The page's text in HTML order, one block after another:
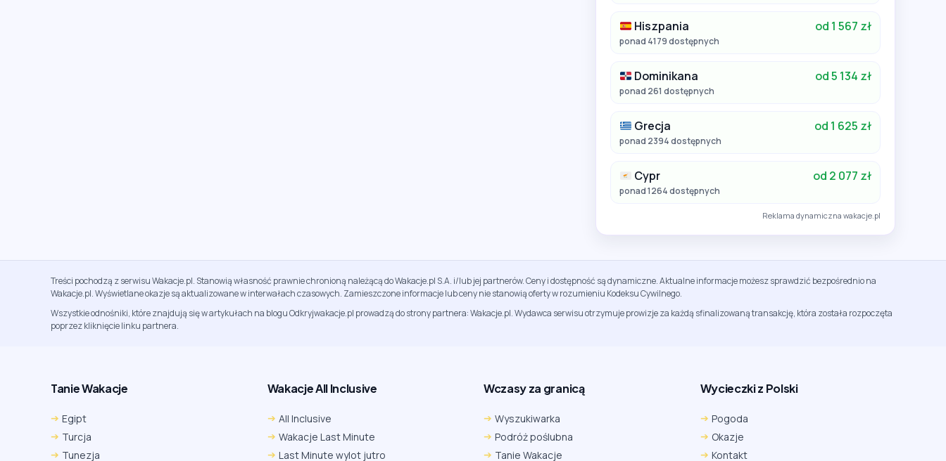
Hiszpania od 1 567 zł
ponad 4179 dostępnych
Dominikana od 5 134 zł
ponad 261 dostępnych
Grecja od 1 625 zł
ponad 2394 dostępnych
Cypr od 2 077 zł
ponad 1264 dostępnych
Reklama dynamiczna wakacje.pl
Treści pochodzą z serwisu Wakacje.pl. Stanowią własność prawnie chronioną należącą do Wakacje.pl S.A. i/lub jej partnerów. Ceny i dostępność są dynamiczne. Aktualne informacje możesz sprawdzić bezpośrednio na
Wakacje.pl. Wyświetlane okazje są aktualizowane w interwałach czasowych. Zamieszczone informacje lub ceny nie stanowią oferty w rozumieniu Kodeksu Cywilnego.
Wszystkie odnośniki, które znajdują się w artykułach na blogu Odkryjwakacje.pl prowadzą do strony partnera: Wakacje.pl. Wydawca serwisu otrzymuje prowizje za każdą sfinalizowaną transakcję, która została rozpoczęta
poprzez kliknięcie linku partnera.
Tanie Wakacje
Egipt
Turcja
Tunezja
Wakacje All Inclusive
All Inclusive
Wakacje Last Minute
Last Minute wylot jutro
Wczasy za granicą
Wyszukiwarka
Podróż poślubna
Tanie Wakacje
Wycieczki z Polski
Pogoda
Okazje
Kontakt
Edge
Ustawienia → Prywatność i bezpieczeństwo → Pliki